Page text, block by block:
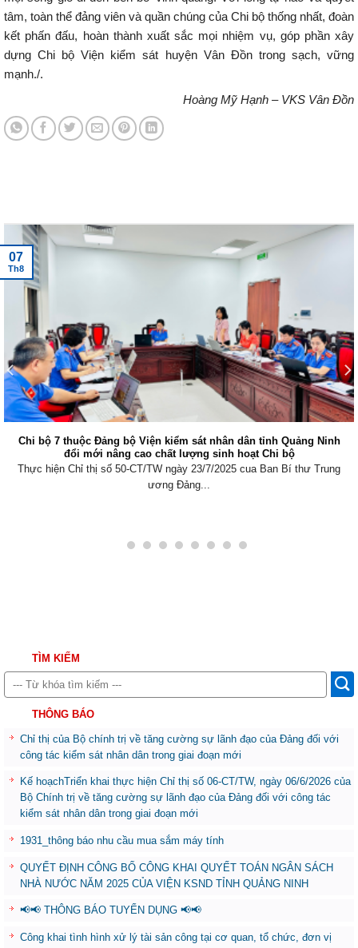
tâm, toàn thể đảng viên và quần chúng của Chi bộ thống nhất, đoàn
kết phấn đấu, hoàn thành xuất sắc mọi nhiệm vụ, góp phần xây
dựng Chi bộ Viện kiểm sát huyện Vân Đồn trong sạch, vững
mạnh./.
Hoàng Mỹ Hạnh – VKS Vân Đồn
Chi bộ 7 thuộc Đảng bộ Viện kiểm sát nhân dân tỉnh Quảng Ninh
đổi mới nâng cao chất lượng sinh hoạt Chi bộ
Thực hiện Chỉ thị số 50-CT/TW ngày 23/7/2025 cua Ban Bí thư Trung
ương Đảng...
07
Th8
TÌM KIẾM
THÔNG BÁO
Chỉ thị của Bộ chính trị về tăng cường sự lãnh đạo của Đảng đối với
công tác kiểm sát nhân dân trong giai đoạn mới
Kế hoạchTriển khai thực hiện Chỉ thị số 06-CT/TW, ngày 06/6/2026 của
Bộ Chính trị về tăng cường sự lãnh đạo của Đảng đối với công tác
kiểm sát nhân dân trong giai đoạn mới
1931_thông báo nhu cầu mua sắm máy tính
QUYẾT ĐỊNH CÔNG BỐ CÔNG KHAI QUYẾT TOÁN NGÂN SÁCH
NHÀ NƯỚC NĂM 2025 CỦA VIỆN KSND TỈNH QUẢNG NINH
📢📢 THÔNG BÁO TUYỂN DỤNG 📢📢
Công khai tình hình xử lý tài sản công tại cơ quan, tổ chức, đơn vị